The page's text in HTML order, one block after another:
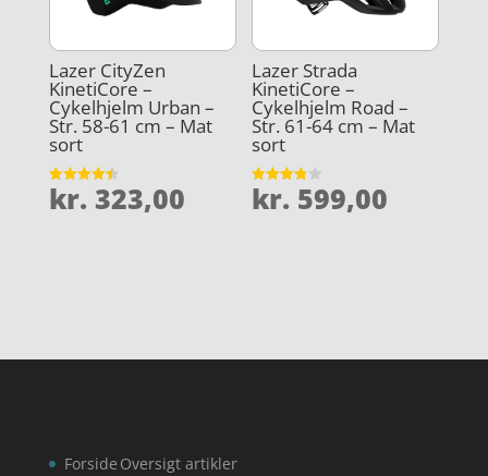
Lazer CityZen
KinetiCore –
Cykelhjelm Urban –
Str. 58-61 cm – Mat
sort
Vurderet
4.5
kr. 323,00
Lazer Strada
KinetiCore –
Cykelhjelm Road –
Str. 61-64 cm – Mat
sort
Vurderet
3.8
kr. 599,00
Forside Oversigt artikler